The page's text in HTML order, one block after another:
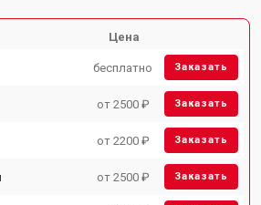
Цена
бесплатно Заказать
от 2500 ₽ Заказать
от 2200 ₽ Заказать
от 2500 ₽ Заказать